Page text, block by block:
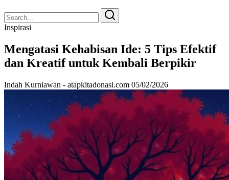
Search
for:
Search
Inspirasi
Mengatasi Kehabisan Ide: 5 Tips Efektif
dan Kreatif untuk Kembali Berpikir
Indah Kurniawan - atapkitadonasi.com 05/02/2026